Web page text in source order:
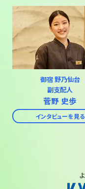
御宿 野乃仙台
副支配人
菅野 史歩
インタビューを見る